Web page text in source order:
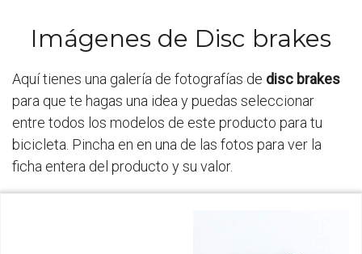
Imágenes de Disc brakes
Aquí tienes una galería de fotografías de disc brakes
para que te hagas una idea y puedas seleccionar
entre todos los modelos de este producto para tu
bicicleta. Pincha en en una de las fotos para ver la
ficha entera del producto y su valor.